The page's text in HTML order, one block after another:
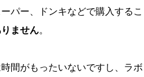
パー、ドンキなどで購入する
ません。
間がもったいないですし、ラ